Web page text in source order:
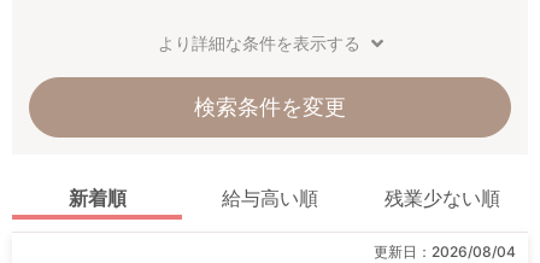
より詳細な条件を表示する
検索条件を変更
新着順 給与高い順 残業少ない順
更新日： 2026/08/04